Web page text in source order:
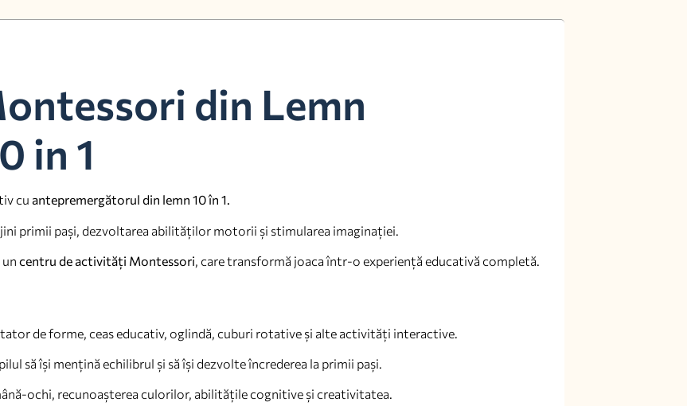
din Lemn
in 1
cu antepremergătorul din lemn 10 în 1.
primii pași, dezvoltarea abilităților motorii și stimularea imaginației.
centru de activități Montessori, care transformă joaca într-o experiență educativă completă.
de forme, ceas educativ, oglindă, cuburi rotative și alte activități interactive.
să își mențină echilibrul și să își dezvolte încrederea la primii pași.
ochi, recunoașterea culorilor, abilitățile cognitive și creativitatea.